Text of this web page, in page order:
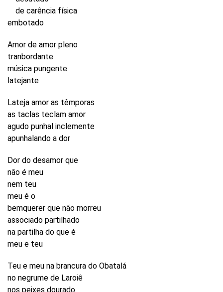
de carência física
embotado
Amor de amor pleno
tranbordante
música pungente
latejante
Lateja amor as têmporas
as taclas teclam amor
agudo punhal inclemente
apunhalando a dor
Dor do desamor que
não é meu
nem teu
meu é o
bemquerer que não morreu
associado partilhado
na partilha do que é
meu e teu
Teu e meu na brancura do Obatalá
no negrume de Laroiê
nos peixes dourado